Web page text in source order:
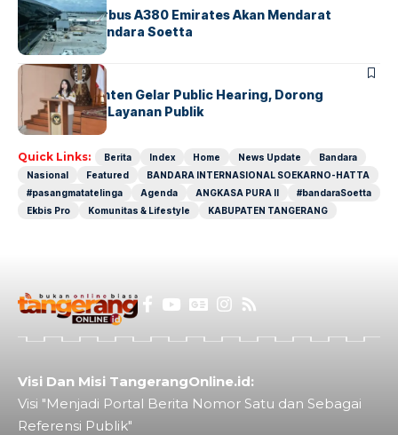
8 Agustus, Airbus A380 Emirates Akan Mendarat
Perdana di Bandara Soetta
BANDARA BERITA
Karantina Banten Gelar Public Hearing, Dorong
Transparansi Layanan Publik
Quick Links: Berita Index Home News Update
Bandara
Nasional
Featured
BANDARA INTERNASIONAL SOEKARNO-HATTA
#pasangmatatelinga
Agenda ANGKASA PURA II
#bandaraSoetta
Ekbis Pro
Komunitas & Lifestyle KABUPATEN TANGERANG
Visi Dan Misi TangerangOnline.id:
Visi "Menjadi Portal Berita Nomor Satu dan Sebagai
Referensi Publik"